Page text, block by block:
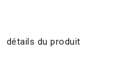
détails du produit